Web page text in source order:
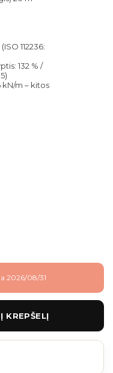
112236:
132 % /
kN/m – kitos
2026/08/31
2 m x 10 m / 20 m2
Į KREPŠELĮ